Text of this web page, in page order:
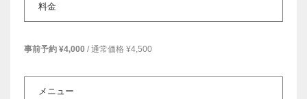
料金
事前予約 ¥4,000 / 通常価格 ¥4,500
メニュー